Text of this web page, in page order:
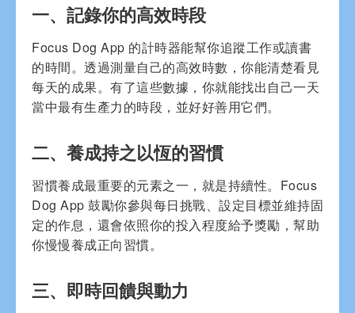
一、記錄你的高效時段
Focus Dog App 的計時器能幫你追蹤工作或讀書
的時間。透過測量自己的高效時數，你能清楚看見
每天的成果。有了這些數據，你就能找出自己一天
當中最有生產力的時段，並好好善用它們。
二、養成持之以恆的習慣
習慣養成最重要的元素之一，就是持續性。Focus
Dog App 鼓勵你參與每日挑戰、設定目標並維持固
定的作息，還會依照你的投入程度給予獎勵，幫助
你慢慢養成正向習慣。
三、即時回饋與動力